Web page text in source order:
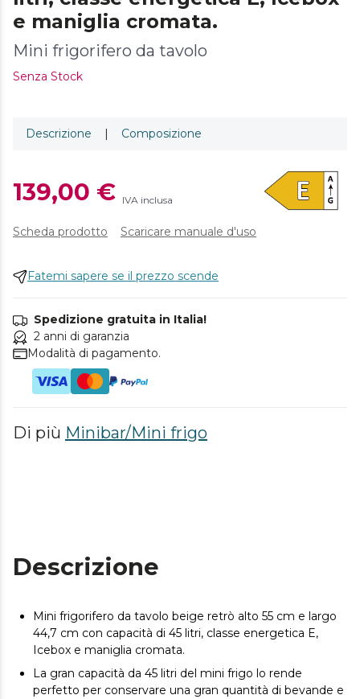
e maniglia cromata.
Mini frigorifero da tavolo
Senza Stock
Descrizione | Composizione
139,00 € IVA inclusa
Scheda prodotto Scaricare manuale d'uso
Fatemi sapere se il prezzo scende
Spedizione gratuita in Italia!
2 anni di garanzia
Modalità di pagamento.
Di più Minibar/Mini frigo
Descrizione
Mini frigorifero da tavolo beige retrò alto 55 cm e largo
44,7 cm con capacità di 45 litri, classe energetica E,
Icebox e maniglia cromata.
La gran capacità da 45 litri del mini frigo lo rende
perfetto per conservare una gran quantità di bevande e